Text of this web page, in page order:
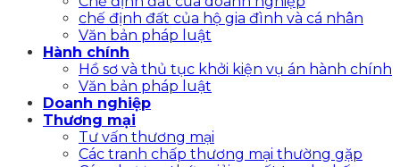
chế định đất của hộ gia đình và cá nhân
Văn bản pháp luật
Hành chính
Hồ sơ và thủ tục khởi kiện vụ án hành chính
Văn bản pháp luật
Doanh nghiệp
Thương mại
Tư vấn thương mại
Các tranh chấp thương mại thường gặp